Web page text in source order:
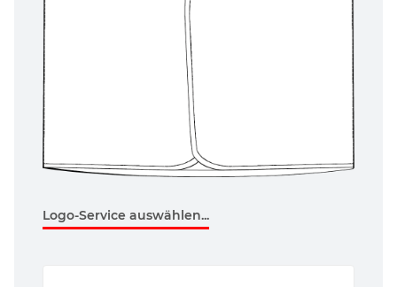
Logo-Service auswählen...